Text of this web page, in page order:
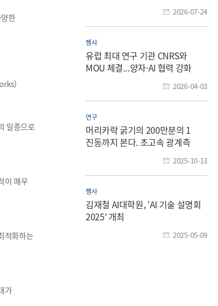
한
일종으로
이 매우
적화하는
가
2026-07-24
행사
유럽 최대 연구 기관 CNRS와
MOU 체결...양자·AI 협력 강화
2026-04-03
연구
머리카락 굵기의 200만분의 1
진동까지 본다. 초고속 광계측
2025-10-13
행사
김재철 AI대학원, ‘AI 기술 설명회
2025’ 개최
2025-05-09